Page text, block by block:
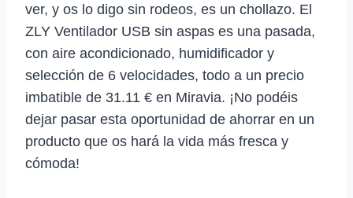
ver, y os lo digo sin rodeos, es un chollazo. El
ZLY Ventilador USB sin aspas es una pasada,
con aire acondicionado, humidificador y
selección de 6 velocidades, todo a un precio
imbatible de 31.11 € en Miravia. ¡No podéis
dejar pasar esta oportunidad de ahorrar en un
producto que os hará la vida más fresca y
cómoda!